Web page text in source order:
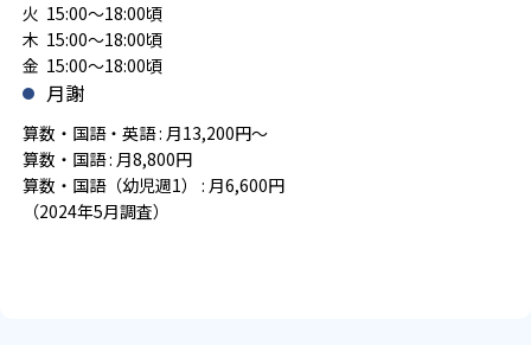
火 15:00～18:00頃
木 15:00～18:00頃
金 15:00～18:00頃
月謝
算数・国語・英語 : 月13,200円～
算数・国語 : 月8,800円
算数・国語（幼児週1） : 月6,600円
（2024年5月調査）